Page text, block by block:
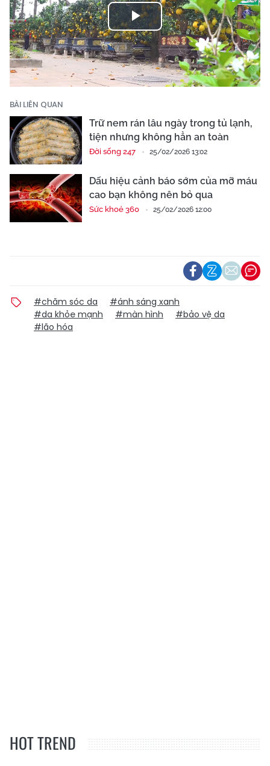
Play
Video
BÀI LIÊN QUAN
Trữ nem rán lâu ngày trong tủ lạnh,
tiện nhưng không hẳn an toàn
Đời sống 247 25/02/2026 13:02
Dấu hiệu cảnh báo sớm của mỡ máu
cao bạn không nên bỏ qua
Sức khoẻ 360 25/02/2026 12:00
#chăm sóc da
#ánh sáng xanh
#da khỏe mạnh
#màn hình
#bảo vệ da
#lão hóa
HOT TREND